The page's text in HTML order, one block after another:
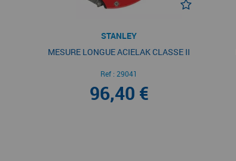
STANLEY
MESURE LONGUE ACIELAK CLASSE II
Ref : 29041
96,40 €